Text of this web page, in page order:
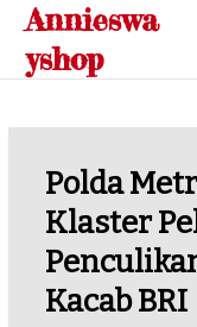
Skip
content
Annieswa
yshop
Polda
Klaster
Kacab BRI